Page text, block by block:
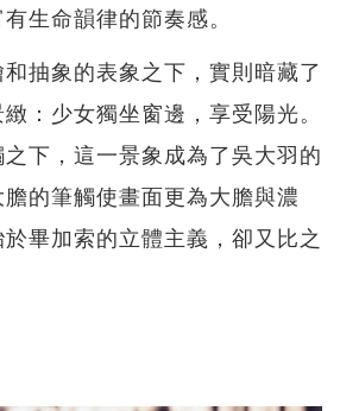
生命韻律的節奏感。
抽象的表象之下，實則暗藏了
：少女獨坐窗邊，享受陽光。
下，這一景象成為了吳大羽的
膽的筆觸使畫面更為大膽與濃
畢加索的立體主義，卻又比之